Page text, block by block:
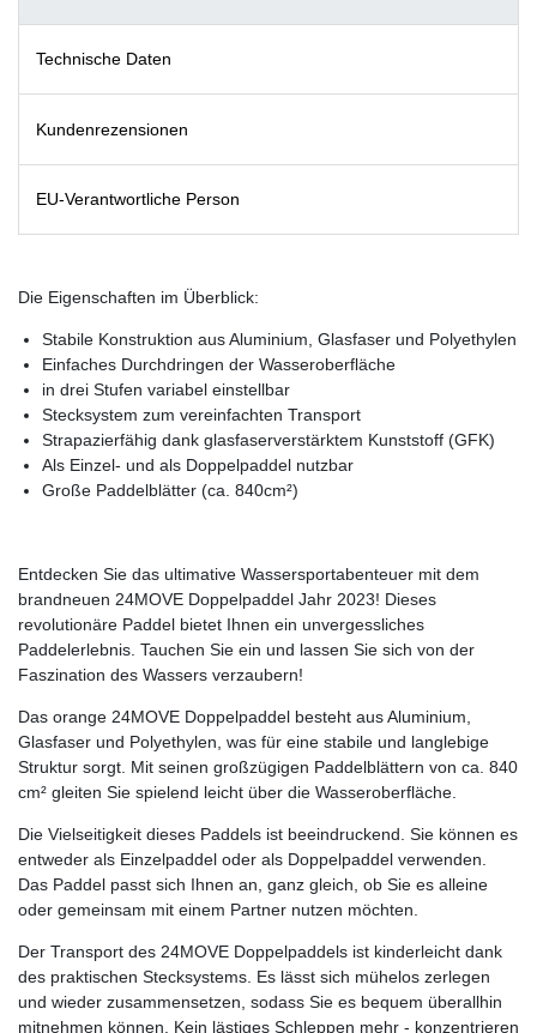
Technische Daten
Kundenrezensionen
EU-Verantwortliche Person
Die Eigenschaften im Überblick:
Stabile Konstruktion aus Aluminium, Glasfaser und Polyethylen
Einfaches Durchdringen der Wasseroberfläche
in drei Stufen variabel einstellbar
Stecksystem zum vereinfachten Transport
Strapazierfähig dank glasfaserverstärktem Kunststoff (GFK)
Als Einzel- und als Doppelpaddel nutzbar
Große Paddelblätter (ca. 840cm²)
Entdecken Sie das ultimative Wassersportabenteuer mit dem
brandneuen 24MOVE Doppelpaddel Jahr 2023! Dieses
revolutionäre Paddel bietet Ihnen ein unvergessliches
Paddelerlebnis. Tauchen Sie ein und lassen Sie sich von der
Faszination des Wassers verzaubern!
Das orange 24MOVE Doppelpaddel besteht aus Aluminium,
Glasfaser und Polyethylen, was für eine stabile und langlebige
Struktur sorgt. Mit seinen großzügigen Paddelblättern von ca. 840
cm² gleiten Sie spielend leicht über die Wasseroberfläche.
Die Vielseitigkeit dieses Paddels ist beeindruckend. Sie können es
entweder als Einzelpaddel oder als Doppelpaddel verwenden.
Das Paddel passt sich Ihnen an, ganz gleich, ob Sie es alleine
oder gemeinsam mit einem Partner nutzen möchten.
Der Transport des 24MOVE Doppelpaddels ist kinderleicht dank
des praktischen Stecksystems. Es lässt sich mühelos zerlegen
und wieder zusammensetzen, sodass Sie es bequem überallhin
mitnehmen können. Kein lästiges Schleppen mehr - konzentrieren